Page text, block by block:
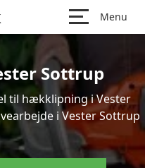
Menu
Sottrup
til hækklipning i Vester
i Vester Sottrup